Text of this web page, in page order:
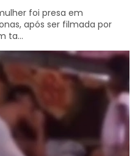
foi presa em
após ser filmada por
ta...